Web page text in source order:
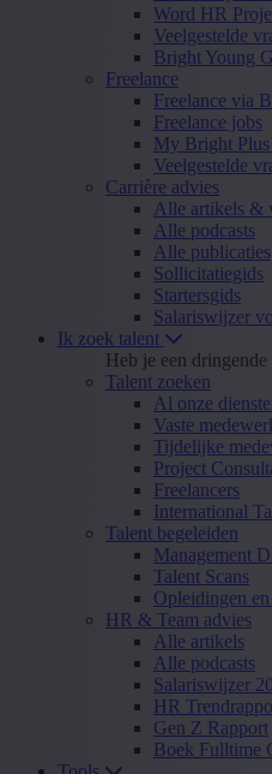
Word HR
Veelgestelde
Bright Young
Freelance
Freelance via
Freelance jobs
My Bright
Veelgestelde
Carrière advies
Alle artikels &
Alle podcasts
Alle publicaties
Sollicitatiegids
Startersgids
Salariswijzer
Ik zoek talent
Heb je een dringende
Talent zoeken
Al onze
Vaste
Tijdelijke
Project
Freelancers
International
Talent begeleiden
Management
Talent Scans
Opleidingen
HR & Team advies
Alle artikels
Alle podcasts
Salariswijzer
HR
Gen Z Rapport
Boek Fulltime